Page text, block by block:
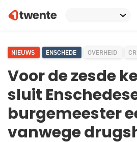
NIEUWS ENSCHEDE OVERHEID
Voor de zesde
sluit
burgemeester
vanwege